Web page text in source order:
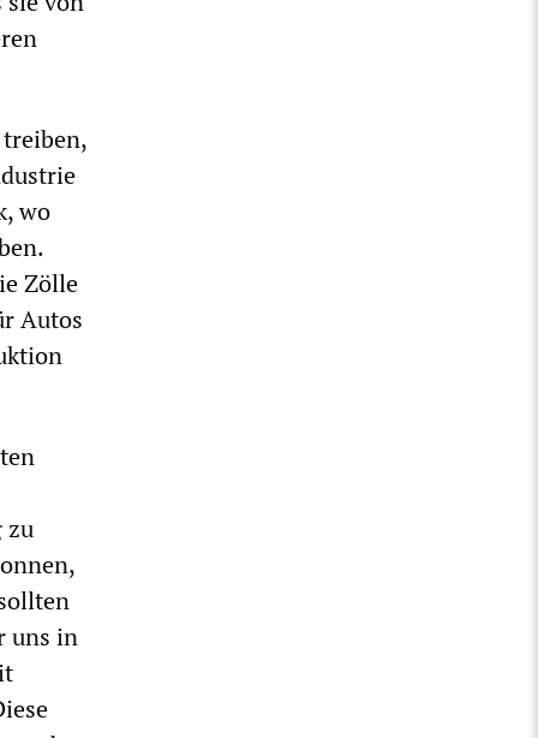
wo
Zölle
Autos
zu
uns in